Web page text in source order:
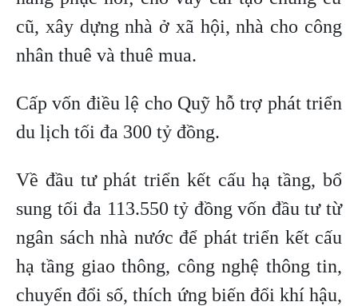
cũ, xây dựng nhà ở xã hội, nhà cho công
nhân thuê và thuê mua.
Cấp vốn điều lệ cho Quỹ hỗ trợ phát triển
du lịch tối đa 300 tỷ đồng.
Về đầu tư phát triển kết cấu hạ tầng, bổ
sung tối đa 113.550 tỷ đồng vốn đầu tư từ
ngân sách nhà nước để phát triển kết cấu
hạ tầng giao thông, công nghệ thông tin,
chuyển đổi số, thích ứng biến đổi khí hậu,